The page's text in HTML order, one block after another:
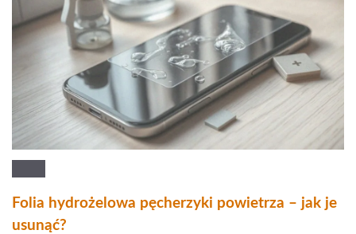
Folia hydrożelowa pęcherzyki powietrza – jak je
usunąć?